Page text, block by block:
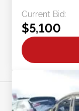
Current Bid:
$5,100